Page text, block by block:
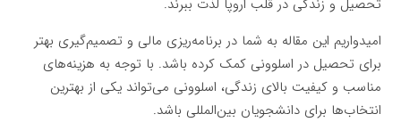
امیدواریم این مقاله به شما در برنامه‌ریزی مالی و تصمیم‌گیری بهتر
برای تحصیل در اسلوونی کمک کرده باشد. با توجه به هزینه‌های
مناسب و کیفیت بالای زندگی، اسلوونی می‌تواند یکی از بهترین
انتخاب‌ها برای دانشجویان بین‌المللی باشد.